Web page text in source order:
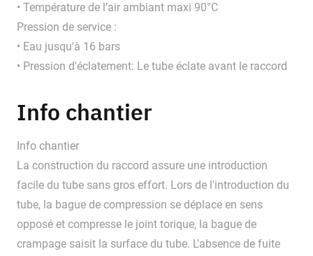
• Température de l’air ambiant maxi 90°C
Pression de service :
• Eau jusqu'à 16 bars
• Pression d'éclatement: Le tube éclate avant le raccord
Info chantier
Info chantier
La construction du raccord assure une introduction
facile du tube sans gros effort. Lors de l'introduction du
tube, la bague de compression se déplace en sens
opposé et compresse le joint torique, la bague de
crampage saisit la surface du tube. L'absence de fuite